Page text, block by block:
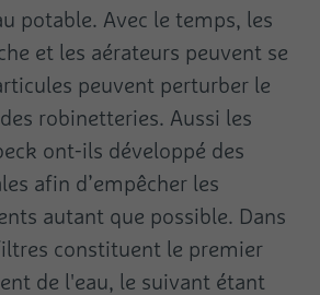
potable. Avec le temps, les
et les aérateurs peuvent se
peuvent perturber le
robinetteries. Aussi les
ont-ils développé des
afin d’empêcher les
autant que possible. Dans
constituent le premier
de l'eau, le suivant étant